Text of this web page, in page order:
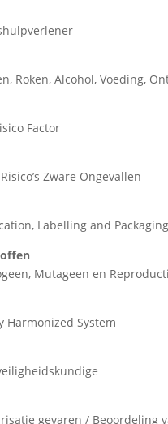
Roken, Alcohol, Voeding,
Factor
Zware Ongevallen
Labelling and Packaging
Mutageen en
Harmonized System
gevaren / Beoordeling